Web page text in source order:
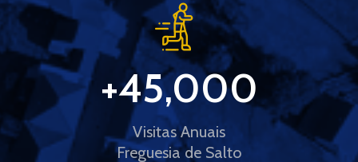
Visitas Anuais
Freguesia de Salto
+45,000